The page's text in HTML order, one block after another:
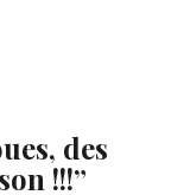
des
!!!”